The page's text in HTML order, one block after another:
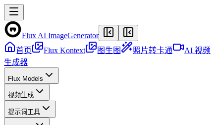
Flux AI ImageGenerator
首页
Flux Kontext 图生图 照片转卡通
AI 视频
生成器
Flux Models
视频生成
提示词工具